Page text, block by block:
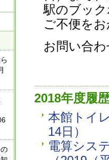
駅のブッ
ご不便を
お問い合
2018年度履
本館トイ
14日）
電算シス